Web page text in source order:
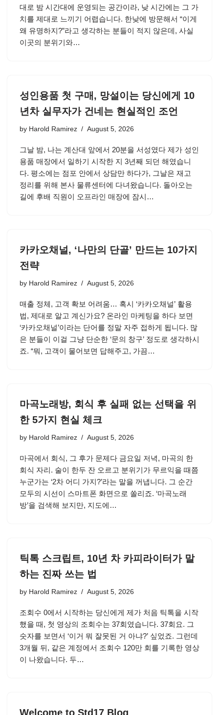
대로 밤 시간대에 운영되는 공간이라, 낮 시간에는 그 가
치를 제대로 느끼기 어렵습니다. 한낮에 방문해서 “이게
왜 유명하지?”라고 생각하는 분들이 적지 않은데, 사실
이곳의 분위기와…
성인용품 첫 구매, 망설이는 당신에게 10
년차 실무자가 건네는 현실적인 조언
by Harold Ramirez August 5, 2026
그날 밤, 나는 계산대 앞에서 20분을 서성였다 제가 성인
용품 매장에서 일하기 시작한 지 3년째 되던 해였습니
다. 평소에는 점포 안에서 상담만 하다가, 그날은 재고
정리를 위해 본사 물류센터에 다녀왔습니다. 돌아오는
길에 후배 직원이 오프라인 매장에 잠시…
카카오채널, ‘나만의 단골’ 만드는 10가지
전략
by Harold Ramirez August 5, 2026
매출 정체, 고객 확보 어려움… 혹시 ‘카카오채널’ 활용
법, 제대로 알고 계신가요? 온라인 마케팅을 하다 보면
‘카카오채널’이라는 단어를 정말 자주 접하게 됩니다. 많
은 분들이 이걸 그냥 단순한 ‘문의 창구’ 정도로 생각하시
죠. “뭐, 고객이 물어보면 답해주고, 가끔…
마곡노래방, 회식 후 실패 없는 선택을 위
한 5가지 현실 체크
by Harold Ramirez August 5, 2026
마곡에서 회식, 그 후가 문제다 금요일 저녁, 마곡의 한
회식 자리. 술이 한두 잔 오르고 분위기가 무르익을 때쯤
누군가는 ‘2차 어디 가지?’라는 말을 꺼냅니다. 그 순간
모두의 시선이 스마트폰 화면으로 쏠리죠. ‘마곡노래
방’을 검색해 보지만, 지도에…
틱톡 스크립트, 10년 차 카피라이터가 말
하는 진짜 쓰는 법
by Harold Ramirez August 5, 2026
조회수 0에서 시작하는 당신에게 제가 처음 틱톡을 시작
했을 때, 첫 영상의 조회수는 37회였습니다. 37회요. 그
숫자를 보면서 ‘이거 뭐 잘못된 거 아냐?’ 싶었죠. 그런데
3개월 뒤, 같은 계정에서 조회수 120만 회를 기록한 영상
이 나왔습니다. 두…
Welcome to Std17 Blog